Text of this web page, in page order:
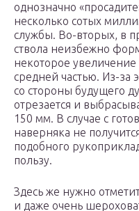
однозначно
несколько сотых
службы. Во-вторых, в
ствола неизбежно
некоторое
средней частью. Из-за
со стороны будущего
отрезается и
150 мм. В случае с
наверняка не
подобного
пользу.
Здесь же нужно
и даже очень